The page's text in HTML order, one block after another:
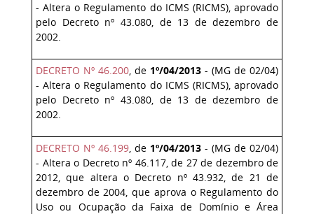
- Altera o Regulamento do ICMS (RICMS), aprovado
pelo Decreto nº 43.080, de 13 de dezembro de
2002.
DECRETO Nº 46.200, de 1º/04/2013 - (MG de 02/04)
- Altera o Regulamento do ICMS (RICMS), aprovado
pelo Decreto nº 43.080, de 13 de dezembro de
2002.
DECRETO Nº 46.199, de 1º/04/2013 - (MG de 02/04)
- Altera o Decreto nº 46.117, de 27 de dezembro de
2012, que altera o Decreto nº 43.932, de 21 de
dezembro de 2004, que aprova o Regulamento do
Uso ou Ocupação da Faixa de Domínio e Área